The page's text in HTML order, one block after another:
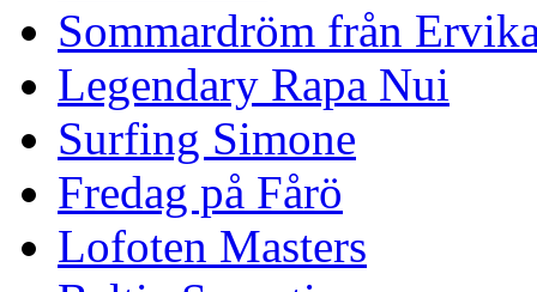
Sommardröm från
Legendary Rapa Nui
Surfing Simone
Fredag på Fårö
Lofoten Masters